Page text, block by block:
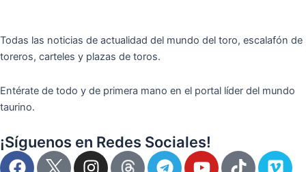
Todas las noticias de actualidad del mundo del toro, escalafón de
toreros, carteles y plazas de toros.
Entérate de todo y de primera mano en el portal líder del mundo
taurino.
¡Síguenos en Redes Sociales!
F
I
T
Y
T
V